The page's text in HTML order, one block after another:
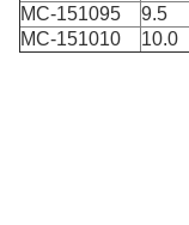
MC-151095
9.5
MC-151010
10.0